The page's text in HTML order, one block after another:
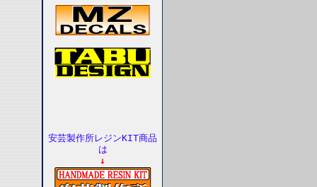
安芸製作所レジンKIT商品
は
↓